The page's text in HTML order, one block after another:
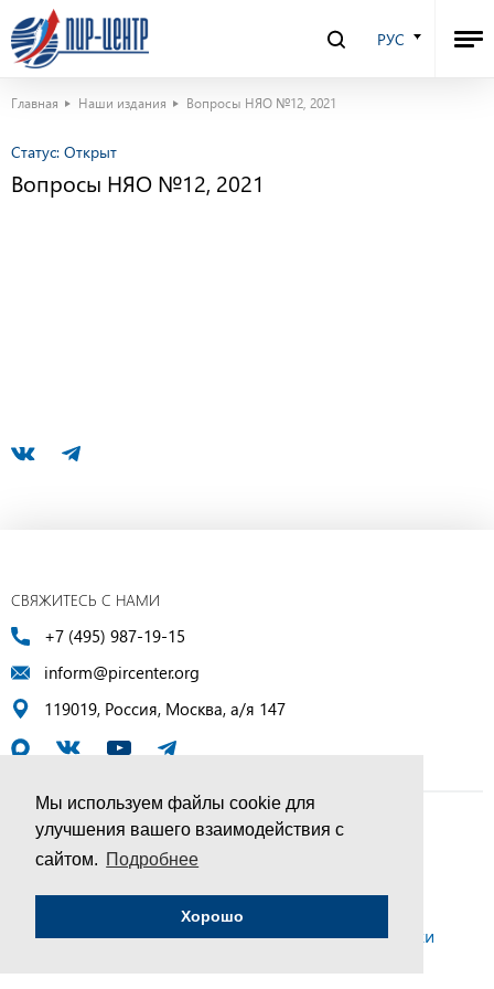
Мы используем файлы cookie для
улучшения вашего взаимодействия с
сайтом. Подробнее
Хорошо
РУС
Главная Наши издания Вопросы НЯО №12, 2021
Статус: Открыт
Вопросы НЯО №12, 2021
СВЯЖИТЕСЬ С НАМИ
+7 (495) 987-19-15
inform@pircenter.org
119019, Россия, Москва, а/я 147
© ПИР-Центр, 1994–2025 | Все права защищены
Соглашение об обработке персональных данных
Политика конфиденциальности и условия обработки